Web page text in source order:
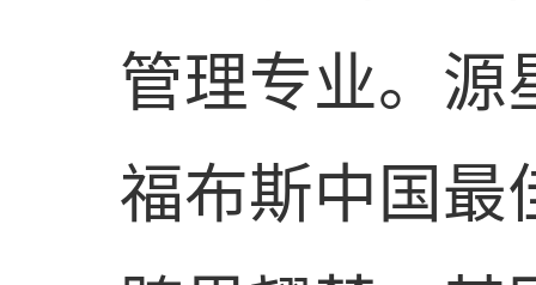
管理专业。
福布斯中国最